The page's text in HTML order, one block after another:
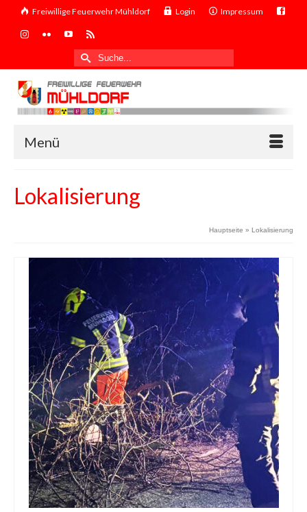
Freiwillige Feuerwehr Mühldorf Login Impressum
Suche
nach:
Menü
Lokalisierung
Hauptseite » Lokalisierung